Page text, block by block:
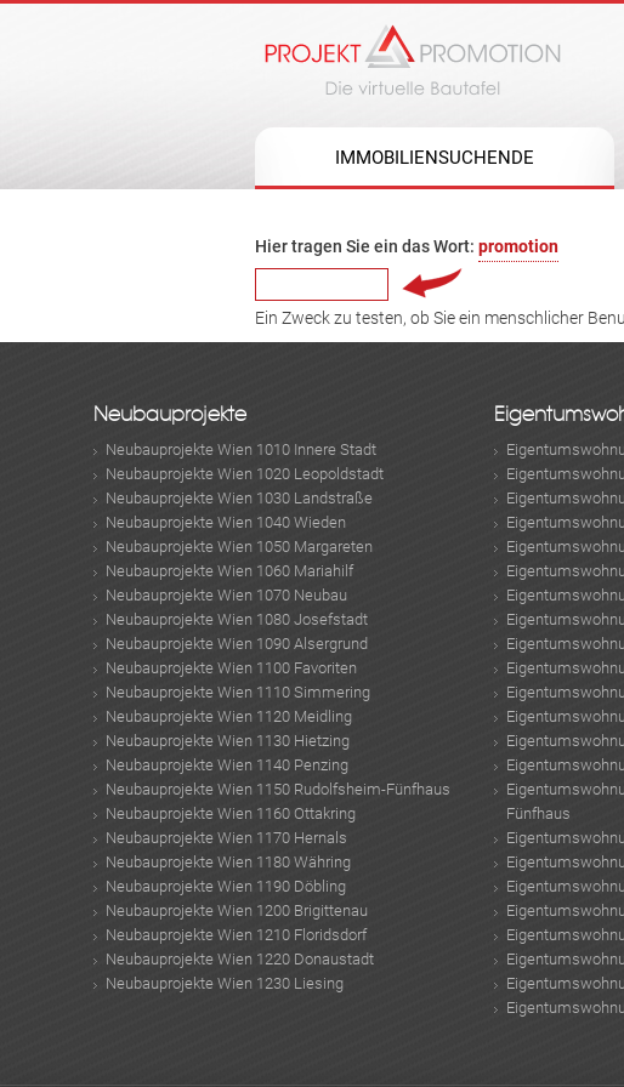
IMMOBILIENSUCHENDE
Hier tragen Sie ein das Wort: promotion
Ein Zweck zu testen, ob Sie ein menschlicher
Neubauprojekte
Neubauprojekte Wien 1010 Innere Stadt
Neubauprojekte Wien 1020 Leopoldstadt
Neubauprojekte Wien 1030 Landstraße
Neubauprojekte Wien 1040 Wieden
Neubauprojekte Wien 1050 Margareten
Neubauprojekte Wien 1060 Mariahilf
Neubauprojekte Wien 1070 Neubau
Neubauprojekte Wien 1080 Josefstadt
Neubauprojekte Wien 1090 Alsergrund
Neubauprojekte Wien 1100 Favoriten
Neubauprojekte Wien 1110 Simmering
Neubauprojekte Wien 1120 Meidling
Neubauprojekte Wien 1130 Hietzing
Neubauprojekte Wien 1140 Penzing
Neubauprojekte Wien 1150 Rudolfsheim-Fünfhaus
Neubauprojekte Wien 1160 Ottakring
Neubauprojekte Wien 1170 Hernals
Neubauprojekte Wien 1180 Währing
Neubauprojekte Wien 1190 Döbling
Neubauprojekte Wien 1200 Brigittenau
Neubauprojekte Wien 1210 Floridsdorf
Neubauprojekte Wien 1220 Donaustadt
Neubauprojekte Wien 1230 Liesing
Fünfhaus